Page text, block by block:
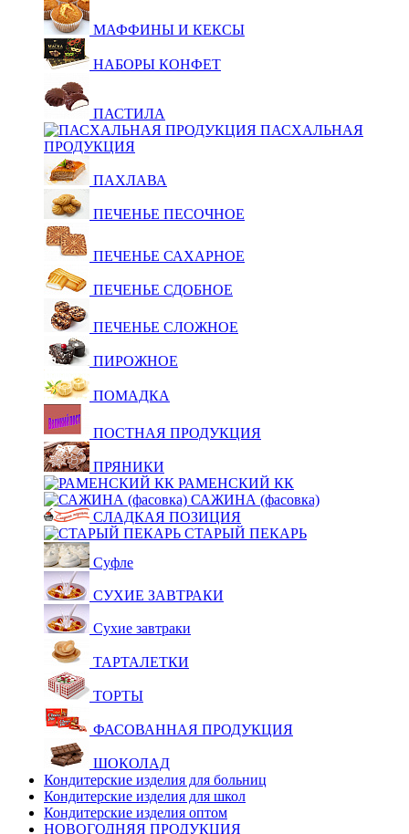
МАФФИНЫ И КЕКСЫ
НАБОРЫ КОНФЕТ
ПАСТИЛА
ПАСХАЛЬНАЯ
ПРОДУКЦИЯ
ПАХЛАВА
ПЕЧЕНЬЕ ПЕСОЧНОЕ
ПЕЧЕНЬЕ САХАРНОЕ
ПЕЧЕНЬЕ СДОБНОЕ
ПЕЧЕНЬЕ СЛОЖНОЕ
ПИРОЖНОЕ
ПОМАДКА
ПОСТНАЯ ПРОДУКЦИЯ
ПРЯНИКИ
РАМЕНСКИЙ КК
САЖИНА (фасовка)
СЛАДКАЯ ПОЗИЦИЯ
СТАРЫЙ ПЕКАРЬ
Суфле
СУХИЕ ЗАВТРАКИ
Сухие завтраки
ТАРТАЛЕТКИ
ТОРТЫ
ФАСОВАННАЯ ПРОДУКЦИЯ
ШОКОЛАД
Кондитерские изделия для больниц
Кондитерские изделия для школ
Кондитерские изделия оптом
НОВОГОДНЯЯ ПРОДУКЦИЯ